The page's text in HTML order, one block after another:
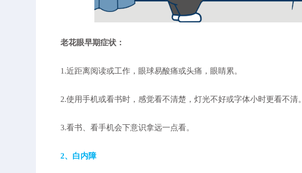
老花眼早期症状：
1.近距离阅读或工作，眼球易酸痛或头痛，眼睛累。
2.使用手机或看书时，感觉看不清楚，灯光不好或字体小时更看不清。
3.看书、看手机会下意识拿远一点看。
2、白内障